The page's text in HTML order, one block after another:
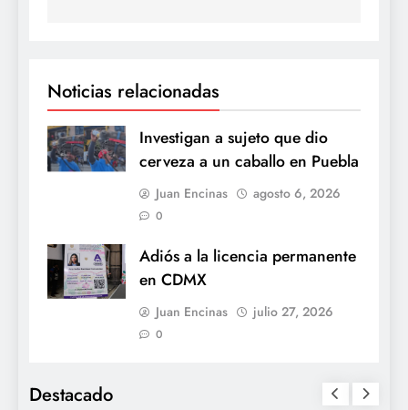
Noticias relacionadas
Investigan a sujeto que dio
cerveza a un caballo en Puebla
Juan Encinas agosto 6, 2026
0
Adiós a la licencia permanente
en CDMX
Juan Encinas julio 27, 2026
0
Destacado